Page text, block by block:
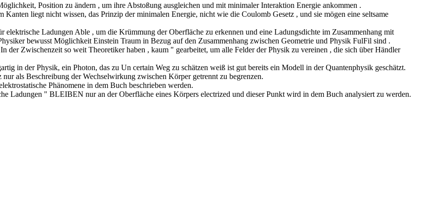
Position zu ändern , um ihre Abstoßung ausgleichen und mit minimaler Interaktion Energie ankommen .
Kanten liegt nicht wissen, das Prinzip der minimalen Energie, nicht wie die Coulomb Gesetz , und sie mögen eine seltsame
elektrische Ladungen Able , um die Krümmung der Oberfläche zu erkennen und eine Ladungsdichte im Zusammenhang mit
bewusst Möglichkeit Einstein Traum in Bezug auf den Zusammenhang zwischen Geometrie und Physik FulFil sind .
Zwischenzeit so weit Theoretiker haben , kaum " gearbeitet, um alle Felder der Physik zu vereinen , die sich über Händler
in der Physik, ein Photon, das zu Un certain Weg zu schätzen weiß ist gut bereits ein Modell in der Quantenphysik geschätzt.
als Beschreibung der Wechselwirkung zwischen Körper getrennt zu begrenzen.
Phänomene in dem Buch beschrieben werden.
Ladungen " BLEIBEN nur an der Oberfläche eines Körpers electrized und dieser Punkt wird in dem Buch analysiert zu werden.